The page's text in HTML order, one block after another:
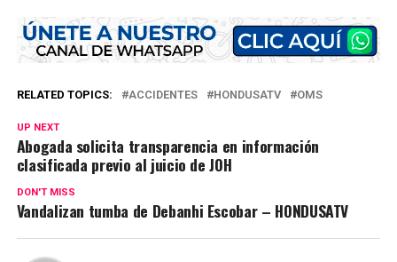
RELATED TOPICS: ACCIDENTES HONDUSATV OMS
UP NEXT
Abogada solicita transparencia en información
clasificada previo al juicio de JOH
DON'T MISS
Vandalizan tumba de Debanhi Escobar – HONDUSATV